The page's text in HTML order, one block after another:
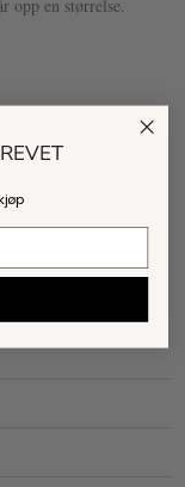
opp en størrelse.